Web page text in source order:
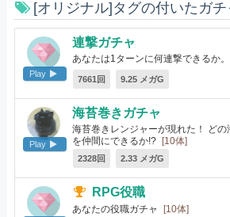
[オリジナル]タグの付いたガチ
Play
連撃ガチャ
あなたは1ターンに何連撃できるか。
7661回 9.25 メガG
Play
海苔巻きガチャ
海苔巻きレンジャーが現れた！ どの
を仲間にできるか!? [10体]
2328回 2.33 メガG
RPG役職
あなたの役職ガチャ [10体]